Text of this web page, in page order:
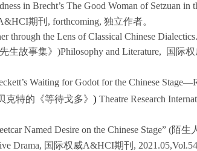
in Brecht’s The Good Woman of Setzuan in
期刊 , forthcoming, 独立作者。
through the Lens of Classical Chinese
生故事集》)Philosophy and Literature, 国际
Waiting for Godot for the Chinese
特的《等待戈多》 ) Theatre Research
Named Desireon the Chinese Stage” (陌生
Drama, 国际权威A&HCI期刊 ,